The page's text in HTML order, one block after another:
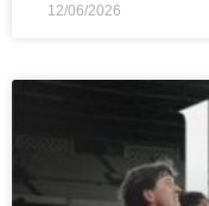
12/06/2026